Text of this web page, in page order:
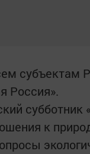
субъектам
Россия».
субботник
к